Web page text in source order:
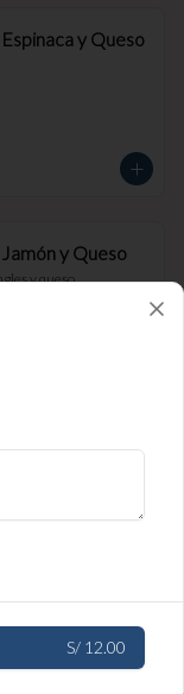
y Queso
y Queso
y queso.
use cookies a fin
Aceptar
S/ 12.00